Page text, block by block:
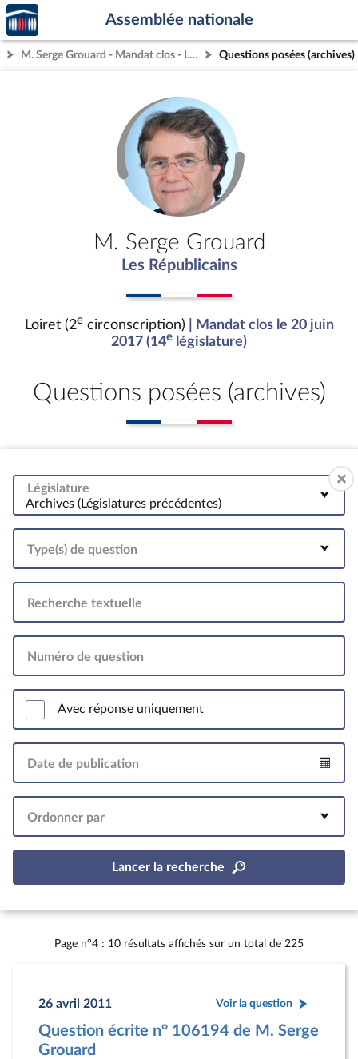
Aller au contenu
Aller en bas de la page
Accèder
à la
page
d'accueil
Assemblée nationale
M. Serge Grouard - Mandat clos - Loiret (2e circonscription) Questions posées (archives)
M. Serge Grouard
Les Républicains
Loiret (2ecirconscription)
| Mandat clos le 20 juin
2017 (14e législature)
Questions posées (archives)
Législature
Archives (Législatures précédentes)
Type(s) de question
Recherche textuelle
Numéro de question
Avec réponse uniquement
Date de publication
Ordonner par
Lancer la recherche
Page n°4 : 10 résultats affichés sur un total de 225
26 avril 2011 Voir la question
Question écrite n° 106194 de M. Serge
Grouard